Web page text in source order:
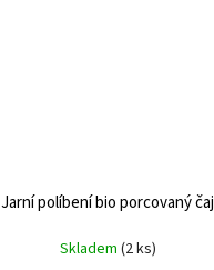
Jarní políbení bio porcovaný čaj
Skladem (2 ks)